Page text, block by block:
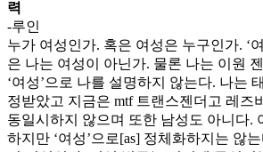
력
-루인
누가 여성인가. 혹은 여성은 누구인가. ‘
은 나는 여성이 아닌가. 물론 나는 이원
‘여성’으로 나를 설명하지 않는다. 나는
정받았고 지금은 mtf 트랜스젠더고 레즈
동일시하지 않으며 또한 남성도 아니다.
하지만 ‘여성’으로[as] 정체화하지는 않